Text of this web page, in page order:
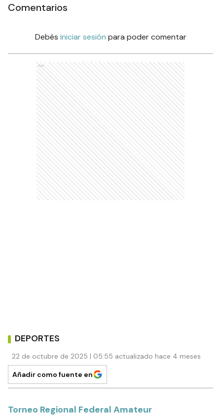
Comentarios
Debés iniciar sesión para poder comentar
Ads
DEPORTES
22 de octubre de 2025 | 05:55 actualizado hace 4 meses
Añadir como fuente en
Torneo Regional Federal Amateur